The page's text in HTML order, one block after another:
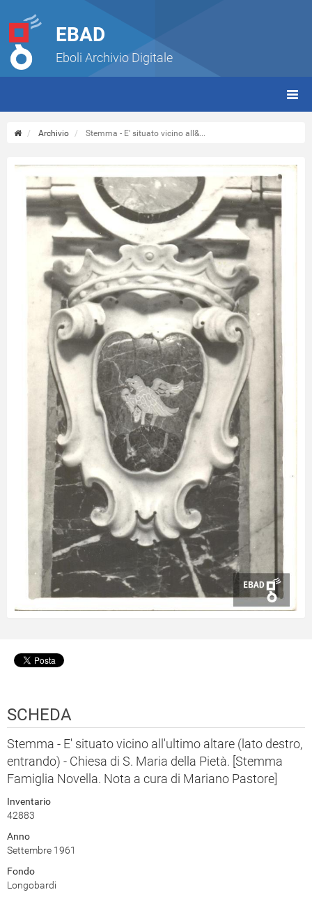
EBAD
Eboli Archivio Digitale
Archivio Stemma - E' situato vicino all&...
SCHEDA
Stemma - E' situato vicino all'ultimo altare (lato destro,
entrando) - Chiesa di S. Maria della Pietà. [Stemma
Famiglia Novella. Nota a cura di Mariano Pastore]
Inventario
42883
Anno
Settembre 1961
Fondo
Longobardi